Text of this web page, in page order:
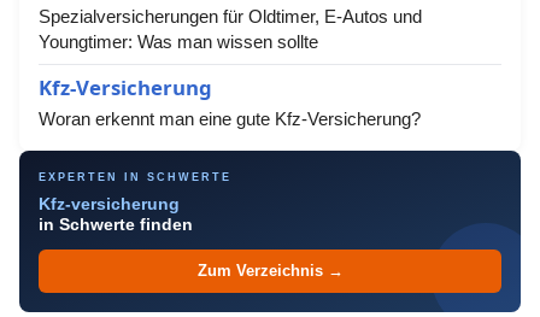
Spezialversicherungen für Oldtimer, E-Autos und
Youngtimer: Was man wissen sollte
Kfz-Versicherung
Woran erkennt man eine gute Kfz-Versicherung?
EXPERTEN IN SCHWERTE
Kfz-versicherung
in Schwerte finden
Zum Verzeichnis →